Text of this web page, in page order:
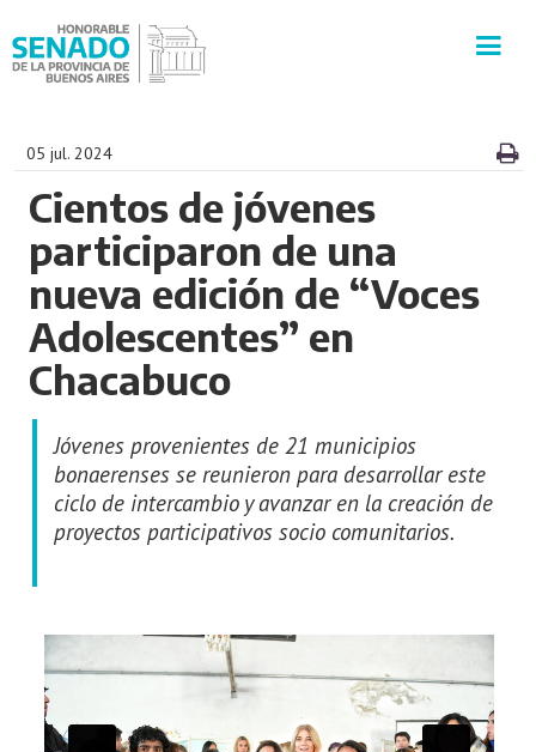
SECRETARÍAS
PRENSA
CULTURA
VISITAS GUIADAS
CONTACTO
05 jul. 2024
Cientos de jóvenes
participaron de una
nueva edición de “Voces
Adolescentes” en
Chacabuco
Jóvenes provenientes de 21 municipios
bonaerenses se reunieron para desarrollar este
ciclo de intercambio y avanzar en la creación de
proyectos participativos socio comunitarios.